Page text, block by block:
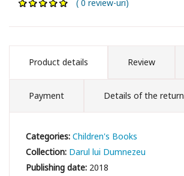
( 0 review-uri)
Product details Review
Payment Details of the return
Categories:Children's Books
Collection: Darul lui Dumnezeu
Publishing date: 2018